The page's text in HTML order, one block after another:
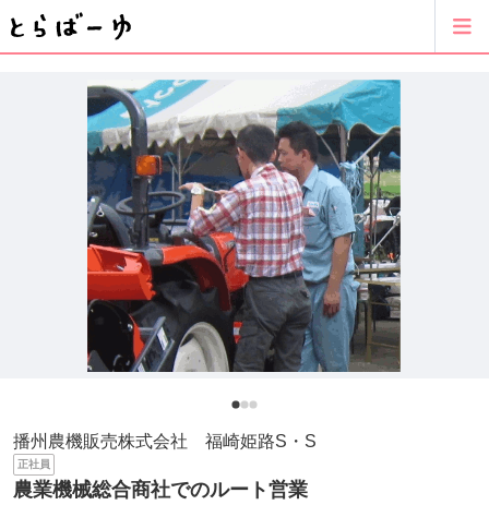
播州農機販売株式会社 福崎姫路S・S
正社員
農業機械総合商社でのルート営業